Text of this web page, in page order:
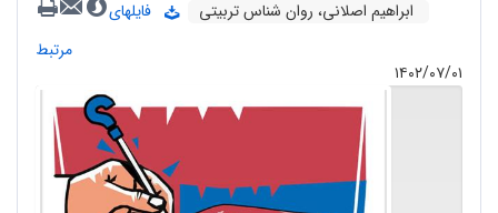
ابراهیم اصلانی، روان شناس تربیتی
فایلهای
مرتبط
۱۴۰۲/۰۷/۰۱